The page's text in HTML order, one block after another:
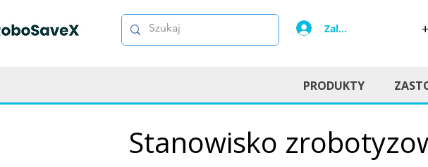
Zaloguj się
PRODUKTY
Stanowisko